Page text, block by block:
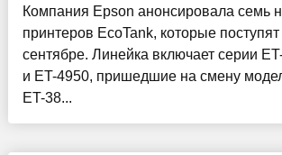
Компания Epson анонсировала семь
принтеров EcoTank, которые
сентябре. Линейка включает серии
и ET-4950, пришедшие на смену
ET-38...